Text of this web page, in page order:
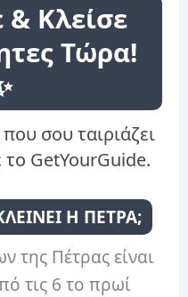
Κλείσε
Τώρα!
σου ταιριάζει
το GetYourGuide.
Η ΠΕΤΡΑ;
της Πέτρας είναι
τις 6 το πρωί